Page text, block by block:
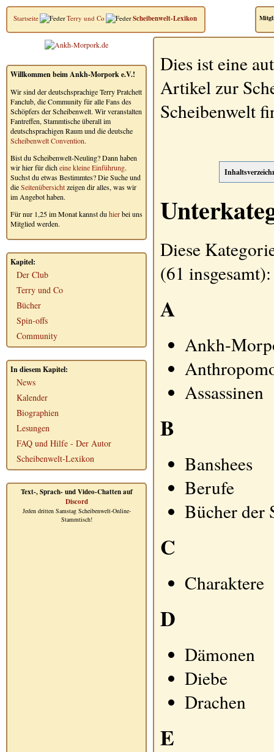
Startseite Terry und Co Scheibenwelt-Lexikon
Willkommen beim Ankh-Morpork e.V.!
Wir sind der deutschsprachige Terry Pratchett
Fanclub, die Community für alle Fans des
Schöpfers der Scheibenwelt. Wir veranstalten
Fantreffen, Stammtische überall im
deutschsprachigen Raum und die deutsche
Scheibenwelt Convention.
Bist du Scheibenwelt-Neuling? Dann haben
wir hier für dicheine kleine Einführung.
Suchst du etwas Bestimmtes? Die Suche und
dieSeitenübersichtzeigen dir alles, was wir
im Angebot haben.
Für nur 1,25 im Monat kannst du hierbei uns
Mitglied werden.
Kapitel:
Der Club
Terry und Co
Bücher
Spin-offs
Community
In diesem Kapitel:
News
Kalender
Biographien
Lesungen
FAQ und Hilfe - Der Autor
Scheibenwelt-Lexikon
Text-, Sprach- und Video-Chatten auf
Discord
Jeden dritten Samstag Scheibenwelt-Online-
Stammtisch!
Dies ist eine
Artikel zur
Scheibenwelt
Diese
(61 insgesamt):
A
Ankh-
Assassinen
B
Banshees
Berufe
Bücher der
C
Charaktere
D
Dämonen
Diebe
Drachen
E